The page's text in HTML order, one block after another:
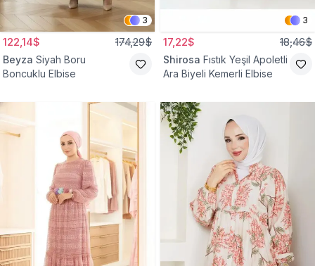
3
122,14$ 174,29$
Beyza Siyah Boru
Boncuklu Elbise
3
17,22$ 18,46$
Shirosa Fıstık Yeşil Apoletli
Ara Biyeli Kemerli Elbise